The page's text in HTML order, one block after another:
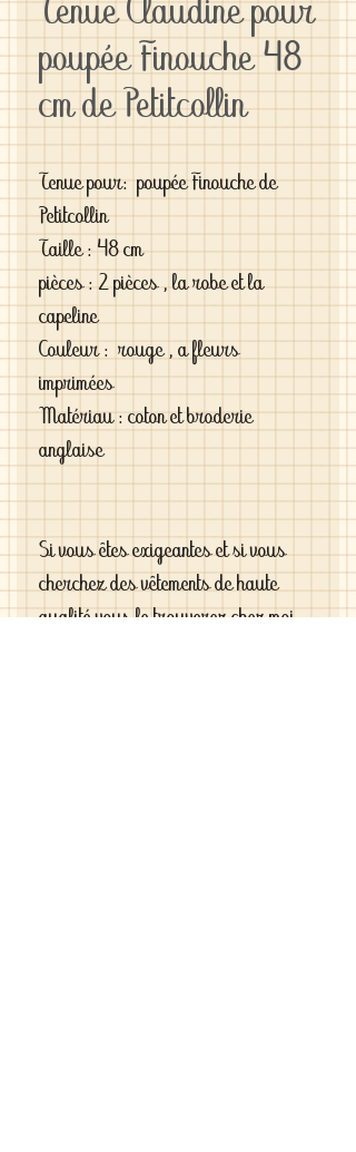
Tenue Claudine pour
poupée Finouche 48
cm de Petitcollin
Tenue pour: poupée Finouche de
Petitcollin
Taille : 48 cm
pièces : 2 pièces , la robe et la
capeline
Couleur : rouge , a fleurs
imprimées
Matériau : coton et broderie
anglaise
Si vous êtes exigeantes et si vous
cherchez des vêtements de haute
qualité vous le trouverez chez moi .